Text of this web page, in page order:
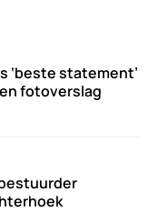
‘beste statement’
fotoverslag